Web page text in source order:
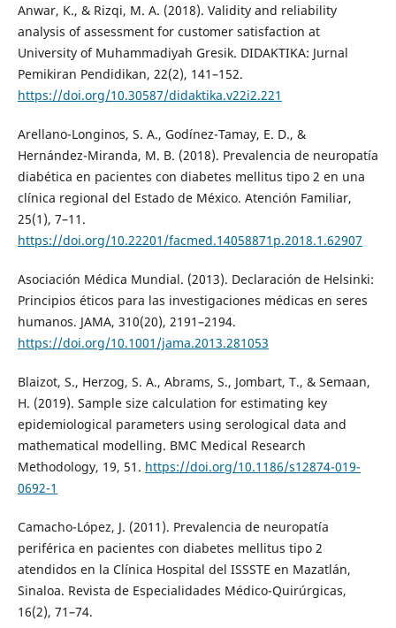
Anwar, K., & Rizqi, M. A. (2018). Validity and reliability
analysis of assessment for customer satisfaction at
University of Muhammadiyah Gresik. DIDAKTIKA: Jurnal
Pemikiran Pendidikan, 22(2), 141–152.
https://doi.org/10.30587/didaktika.v22i2.221
Arellano-Longinos, S. A., Godínez-Tamay, E. D., &
Hernández-Miranda, M. B. (2018). Prevalencia de neuropatía
diabética en pacientes con diabetes mellitus tipo 2 en una
clínica regional del Estado de México. Atención Familiar,
25(1), 7–11.
https://doi.org/10.22201/facmed.14058871p.2018.1.62907
Asociación Médica Mundial. (2013). Declaración de Helsinki:
Principios éticos para las investigaciones médicas en seres
humanos. JAMA, 310(20), 2191–2194.
https://doi.org/10.1001/jama.2013.281053
Blaizot, S., Herzog, S. A., Abrams, S., Jombart, T., & Semaan,
H. (2019). Sample size calculation for estimating key
epidemiological parameters using serological data and
mathematical modelling. BMC Medical Research
Methodology, 19, 51. https://doi.org/10.1186/s12874-019-
0692-1
Camacho-López, J. (2011). Prevalencia de neuropatía
periférica en pacientes con diabetes mellitus tipo 2
atendidos en la Clínica Hospital del ISSSTE en Mazatlán,
Sinaloa. Revista de Especialidades Médico-Quirúrgicas,
16(2), 71–74.